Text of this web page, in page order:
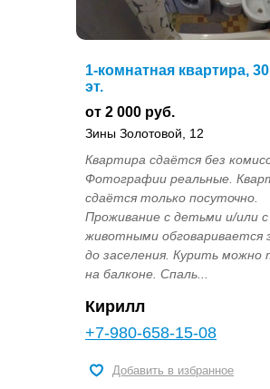
1-комнатная квартира,
эт.
от 2 000 руб.
Зины Золотовой, 12
Квартира сдаётся без
Фотографии реальные.
сдаётся только посуточно.
Проживание с детьми и/или с
животными обговаривается
до заселения. Курить можно
на балконе. Спаль...
Кирилл
+7-980-658-15-08
Добавить в избранное